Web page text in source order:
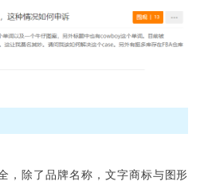
，除了品牌名称，文字商标与图形